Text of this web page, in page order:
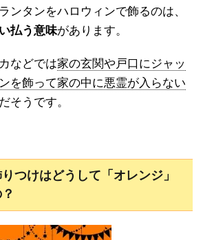
ンタンをハロウィンで飾るのは、
払う意味があります。
などでは家の玄関や戸口にジャッ
を飾って家の中に悪霊が入らない
そうです。
つけはどうして「オレンジ」